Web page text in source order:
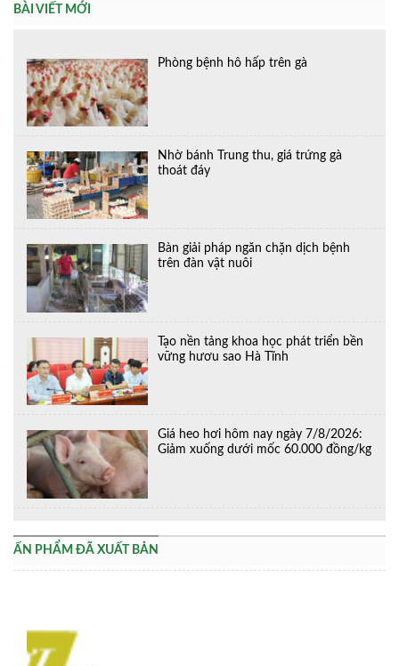
BÀI VIẾT MỚI
Phòng bệnh hô hấp trên gà
Nhờ bánh Trung thu, giá trứng gà
thoát đáy
Bàn giải pháp ngăn chặn dịch bệnh
trên đàn vật nuôi
Tạo nền tảng khoa học phát triển bền
vững hươu sao Hà Tĩnh
Giá heo hơi hôm nay ngày 7/8/2026:
Giảm xuống dưới mốc 60.000 đồng/kg
ẤN PHẨM ĐÃ XUẤT BẢN